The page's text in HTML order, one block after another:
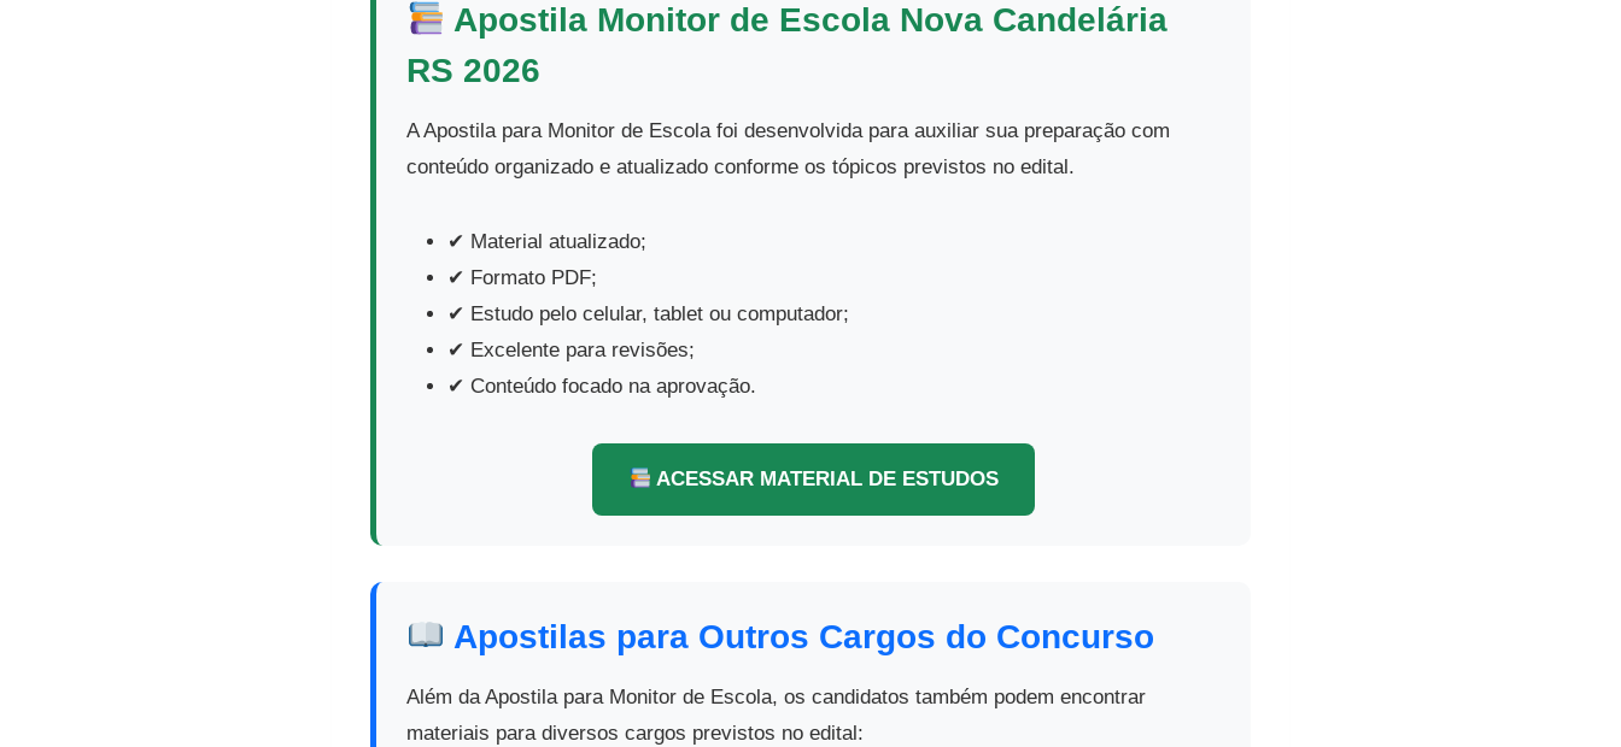
Apostila Monitor de Escola Nova Candelária
RS 2026
A Apostila para Monitor de Escola foi desenvolvida para auxiliar sua preparação com
conteúdo organizado e atualizado conforme os tópicos previstos no edital.
✔ Material atualizado;
✔ Formato PDF;
✔ Estudo pelo celular, tablet ou computador;
✔ Excelente para revisões;
✔ Conteúdo focado na aprovação.
ACESSAR MATERIAL DE ESTUDOS
Apostilas para Outros Cargos do Concurso
Além da Apostila para Monitor de Escola, os candidatos também podem encontrar
materiais para diversos cargos previstos no edital: